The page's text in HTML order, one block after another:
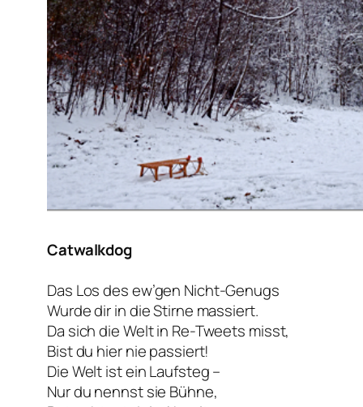
Catwalkdog
Das Los des ew’gen Nicht-Genugs
Wurde dir in die Stirne massiert.
Da sich die Welt in Re-Tweets misst,
Bist du hier nie passiert!
Die Welt ist ein Laufsteg –
Nur du nennst sie Bühne,